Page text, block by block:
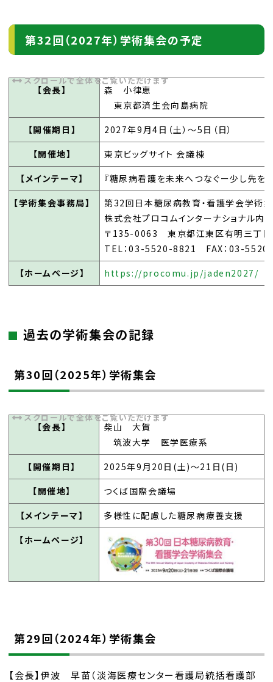
第32回（2027年）学術集会の予定
【会長】
森 小律恵
東京都済生会向島病院
【開催期日】
2027年9月4日（土）～5日（日）
【開催地】
東京ビッグサイト 会議棟
【メインテーマ】
『糖尿病看護を未来へつなぐー少し先を
【学術集会事務局】
第32回日本糖尿病教育・看護学会学術
株式会社プロコムインターナショナル内
〒135-0063 東京都江東区有明三丁
TEL：03-5520-8821 FAX：03-
【ホームページ】
https://procomu.jp/jaden2027/
過去の学術集会の記録
第30回（2025年）学術集会
【会長】
柴山 大賀
筑波大学 医学医療系
【開催期日】
2025年9月20日(土)～21日(日)
【開催地】
つくば国際会議場
【メインテーマ】
多様性に配慮した糖尿病療養支援
【ホームページ】
第29回（2024年）学術集会
【会長】伊波 早苗（淡海医療センター看護局統括看護部